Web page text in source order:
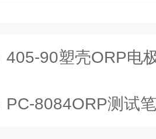
405-90塑壳ORP电极，ORP复
PC-8084ORP测试笔，负